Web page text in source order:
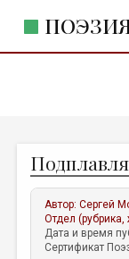
ЖАНРЫ
АВТОРЫ
КОММЕНТАРИИ
Автор:Сергей
Отдел (рубрика,
Дата и время
Сертификат